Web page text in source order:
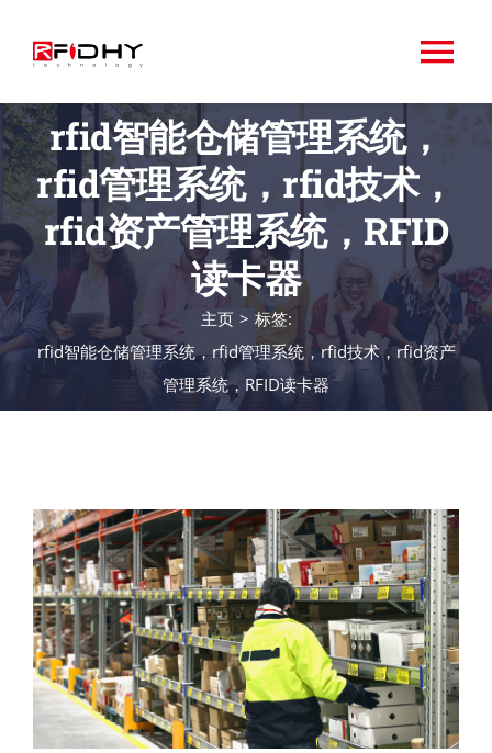
容
切
换
导
航
关于RFIDHY
首页
RFID标签
应用领域
联系我们 马上
rfid智能仓储管理系统，
rfid管理系统，rfid技术，
rfid资产管理系统，RFID
读卡器
主页 > 标签:
rfid智能仓储管理系统，rfid管理系统，rfid技术，rfid资产
管理系统，RFID读卡器